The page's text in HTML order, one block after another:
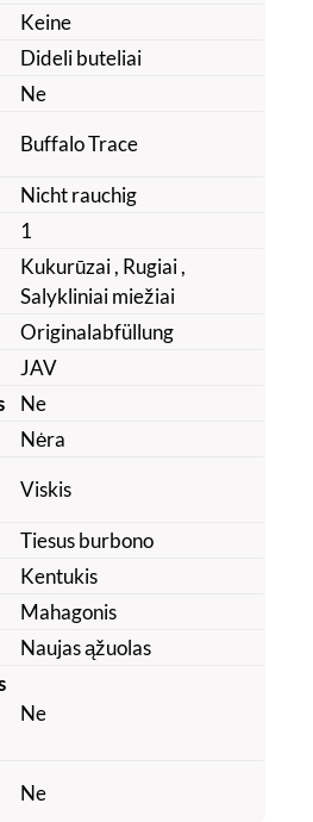
Keine
Dideli buteliai
Ne
Buffalo Trace
Nicht rauchig
1
Kukurūzai, Rugiai,
Salykliniai miežiai
Originalabfüllung
JAV
Ne
Nėra
Viskis
Tiesus burbono
Kentukis
Mahagonis
Naujas ąžuolas
Ne
Ne